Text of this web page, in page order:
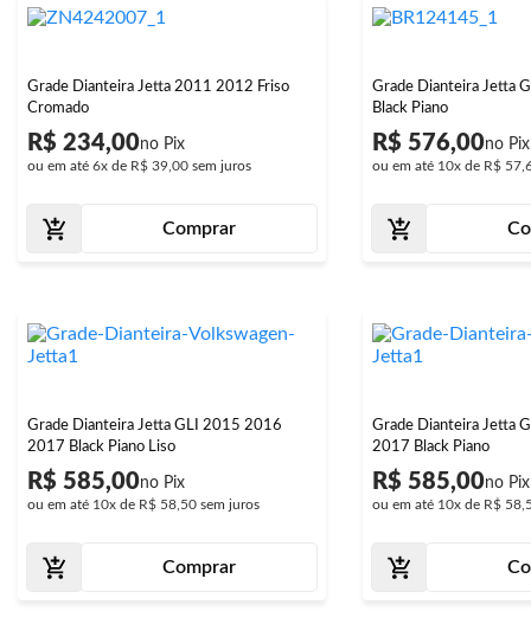
Grade Dianteira Jetta 2011 2012 Friso
Cromado
R$ 234,00
ou em até 6x de R$ 39,00 sem juros
Comprar
Grade Dianteira Jetta
Black Piano
R$ 576,00
ou em até 10x de R$
Grade Dianteira Jetta GLI 2015 2016
2017 Black Piano Liso
R$ 585,00
ou em até 10x de R$ 58,50 sem juros
Comprar
Grade Dianteira Jetta
2017 Black Piano
R$ 585,00
ou em até 10x de R$